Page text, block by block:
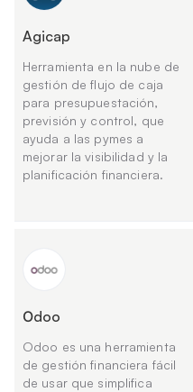
Agicap
Herramienta en la nube de
gestión de flujo de caja
para presupuestación,
previsión y control, que
ayuda a las pymes a
mejorar la visibilidad y la
planificación financiera.
Оdoo
Odoo es una herramienta
de gestión financiera fácil
de usar que simplifica